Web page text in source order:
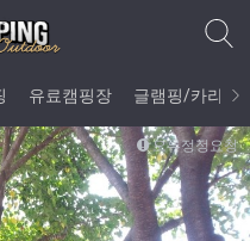
유료캠핑장 글램핑/카라반
오류정정요청